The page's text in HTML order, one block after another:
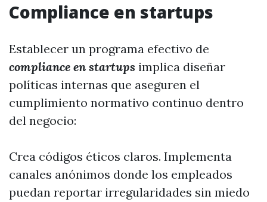
Compliance en startups
Establecer un programa efectivo de
compliance en startups implica diseñar
políticas internas que aseguren el
cumplimiento normativo continuo dentro
del negocio:
Crea códigos éticos claros. Implementa
canales anónimos donde los empleados
puedan reportar irregularidades sin miedo